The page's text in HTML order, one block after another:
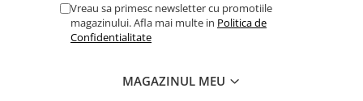
Vreau sa primesc newsletter cu promotiile
magazinului. Afla mai multe in Politica de
Confidentialitate
MAGAZINUL MEU